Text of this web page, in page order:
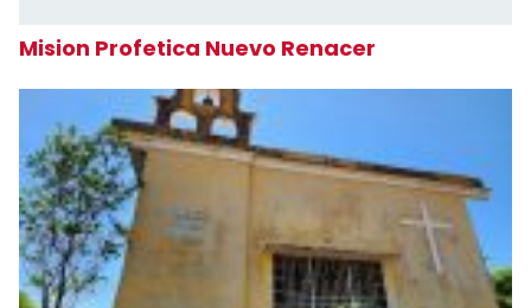
Mision Profetica Nuevo Renacer